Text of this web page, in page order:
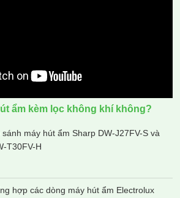
ẩm kèm lọc không khí không?
sánh máy hút ẩm Sharp DW-J27FV-S và
T30FV-H
hợp các dòng máy hút ẩm Electrolux